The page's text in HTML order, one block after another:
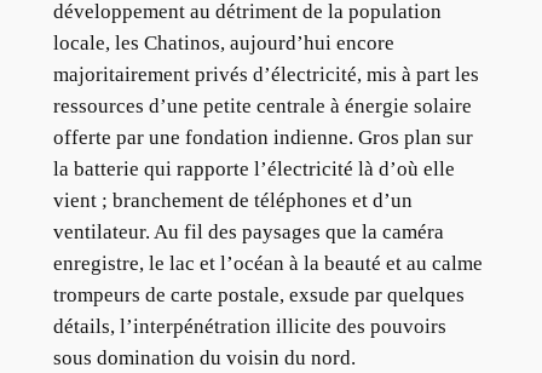
développement au détriment de la population
locale, les Chatinos, aujourd’hui encore
majoritairement privés d’électricité, mis à part les
ressources d’une petite centrale à énergie solaire
offerte par une fondation indienne. Gros plan sur
la batterie qui rapporte l’électricité là d’où elle
vient ; branchement de téléphones et d’un
ventilateur. Au fil des paysages que la caméra
enregistre, le lac et l’océan à la beauté et au calme
trompeurs de carte postale, exsude par quelques
détails, l’interpénétration illicite des pouvoirs
sous domination du voisin du nord.